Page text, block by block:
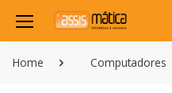
Home Computadores